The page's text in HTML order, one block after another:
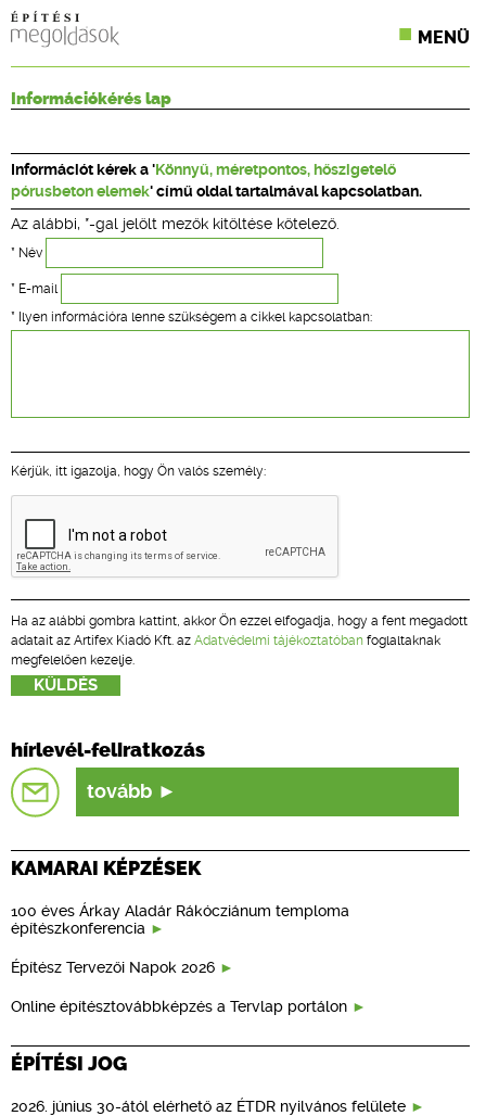
MENÜ
CPR TERMÉKKIÍRÁS
ÉPÍTÉSI JOG
ONLINE KÉPZÉSEK
TERVEZÉSI SEGÉDLETEK
Információkérés lap
Információt kérek a ' Könnyű, méretpontos, hőszigetelő
pórusbeton elemek' című oldal tartalmával kapcsolatban.
Az alábbi, *-gal jelölt mezők kitöltése kötelező.
* Név
* E-mail
* Ilyen információra lenne szükségem a cikkel kapcsolatban:
Kérjük, itt igazolja, hogy Ön valós személy:
Ha az alábbi gombra kattint, akkor Ön ezzel elfogadja, hogy a fent megadott
adatait az Artifex Kiadó Kft. az Adatvédelmi tájékoztatóban foglaltaknak
megfelelően kezelje.
hírlevél-feliratkozás
tovább
KAMARAI KÉPZÉSEK
100 éves Árkay Aladár Rákócziánum temploma
építészkonferencia
Építész Tervezői Napok 2026
Online építésztovábbképzés a Tervlap portálon
ÉPÍTÉSI JOG
2026. június 30-ától elérhető az ÉTDR nyilvános felülete